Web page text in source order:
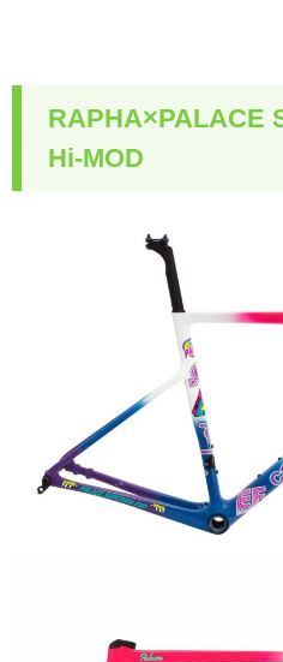
RAPHA×PALACE
Hi-MOD